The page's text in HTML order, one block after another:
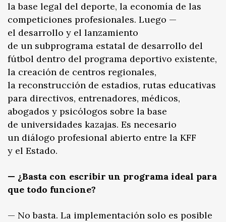
la base legal del deporte, la economía de las
competiciones profesionales. Luego —
el desarrollo y el lanzamiento
de un subprograma estatal de desarrollo del
fútbol dentro del programa deportivo existente,
la creación de centros regionales,
la reconstrucción de estadios, rutas educativas
para directivos, entrenadores, médicos,
abogados y psicólogos sobre la base
de universidades kazajas. Es necesario
un diálogo profesional abierto entre la KFF
y el Estado.
— ¿Basta con escribir un programa ideal para
que todo funcione?
— No basta. La implementación solo es posible